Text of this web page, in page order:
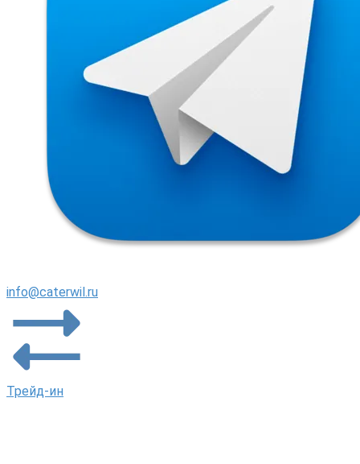
info@caterwil.ru
Трейд-ин